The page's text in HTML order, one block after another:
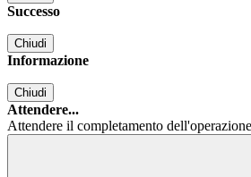
Successo
Chiudi
Informazione
Chiudi
Attendere...
Attendere il completamento